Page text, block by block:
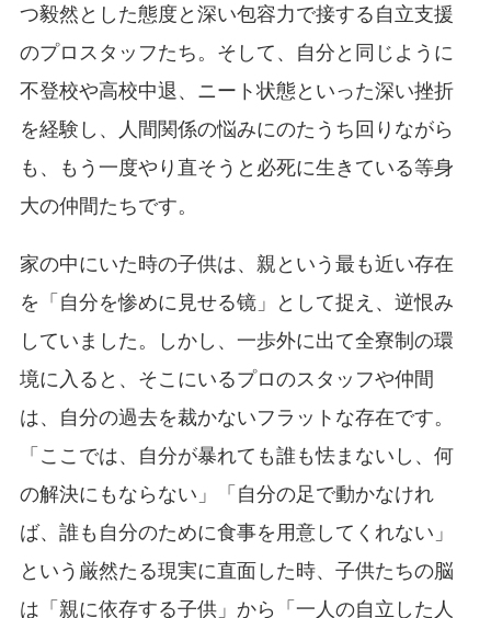
つ毅然とした態度と深い包容力で接する自立支援
のプロスタッフたち。そして、自分と同じように
不登校や高校中退、ニート状態といった深い挫折
を経験し、人間関係の悩みにのたうち回りながら
も、もう一度やり直そうと必死に生きている等身
大の仲間たちです。
家の中にいた時の子供は、親という最も近い存在
を「自分を惨めに見せる镜」として捉え、逆恨み
していました。しかし、一歩外に出て全寮制の環
境に入ると、そこにいるプロのスタッフや仲間
は、自分の過去を裁かないフラットな存在です。
「ここでは、自分が暴れても誰も怯まないし、何
の解決にもならない」「自分の足で動かなけれ
ば、誰も自分のために食事を用意してくれない」
という厳然たる現実に直面した時、子供たちの脳
は「親に依存する子供」から「一人の自立した人